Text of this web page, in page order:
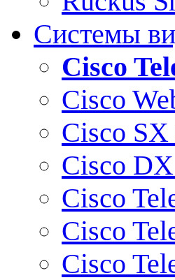
Системы
Cisco
Cisco
Cisco
Cisco
Cisco
Cisco
Cisco